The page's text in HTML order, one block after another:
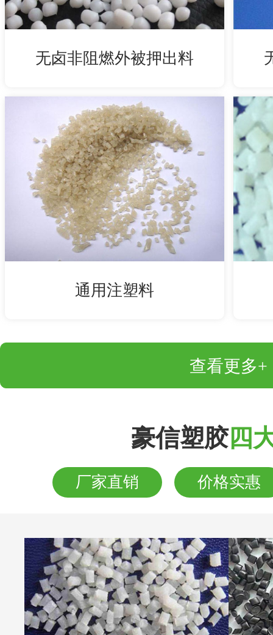
无卤非阻燃外被押出料
通用注塑料
查看更多+
豪信塑胶四
厂家直销 价格实惠